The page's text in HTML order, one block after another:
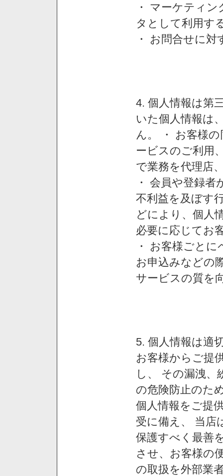
・ マーケティ
タとして利用す
・ お問合せに
4. 個人情報は第
いた個人情報は
ん。 ・ お客様
ービスのご利用
で業務を代理店
・ 会員や登録
不利益を及ぼす
どにより、個人
必要に応じてお
・ お客様ごと
お申込みなどの
サービスの質を
5. 個人情報は適
お客様からご提
し、 その漏洩、
の危険防止のた
個人情報をご提
受に備え、 当店
保護すべく最善
させ、お客様の
の取扱を外部業